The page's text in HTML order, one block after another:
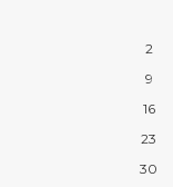
2
9
16
23
30